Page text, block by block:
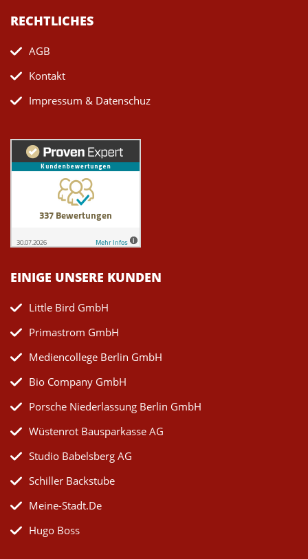
RECHTLICHES
AGB
Kontakt
Impressum & Datenschuz
EINIGE UNSERE KUNDEN
Little Bird GmbH
Primastrom GmbH
Mediencollege Berlin GmbH
Bio Company GmbH
Porsche Niederlassung Berlin GmbH
Wüstenrot Bausparkasse AG
Studio Babelsberg AG
Schiller Backstube
Meine-Stadt.de
Hugo Boss